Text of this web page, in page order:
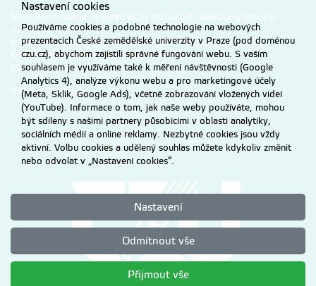
Materiály umístěné na tomto webu mohou být publikovány pouze se
souhlasem ČZU.
Informace o zpracování a ochraně osobních údajů na ČZU v Praze.
© 2026 Česká zemědělská univerzita v Praze
Všechna práva vyhrazena
Nastavení cookies
Nastavení cookies
Používáme cookies a podobné technologie na webových
prezentacích České zemědělské univerzity v Praze (pod doménou
czu.cz), abychom zajistili správné fungování webu. S vaším
souhlasem je využíváme také k měření návštěvnosti (Google
Analytics 4), analýze výkonu webu a pro marketingové účely
(Meta, Sklik, Google Ads), včetně zobrazování vložených videí
(YouTube). Informace o tom, jak naše weby používáte, mohou
být sdíleny s našimi partnery působícími v oblasti analytiky,
sociálních médií a online reklamy. Nezbytné cookies jsou vždy
aktivní. Volbu cookies a udělený souhlas můžete kdykoliv změnit
nebo odvolat v „Nastavení cookies“.
Nastavení
Odmítnout vše
Přijmout vše